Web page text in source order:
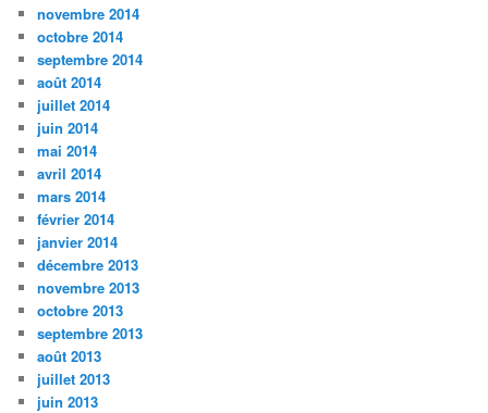
novembre 2014
octobre 2014
septembre 2014
août 2014
juillet 2014
juin 2014
mai 2014
avril 2014
mars 2014
février 2014
janvier 2014
décembre 2013
novembre 2013
octobre 2013
septembre 2013
août 2013
juillet 2013
juin 2013